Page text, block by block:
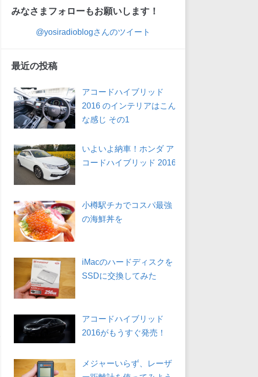
みなさまフォローもお願いします！
@yosiradioblogさんのツイート
最近の投稿
アコードハイブリッド
2016 のインテリアはこん
な感じ その1
いよいよ納車！ホンダ ア
コードハイブリッド 2016
小樽駅チカでコスパ最強
の海鮮丼を
iMacのハードディスクを
SSDに交換してみた
アコードハイブリッド
2016がもうすぐ発売！
メジャーいらず、レーザ